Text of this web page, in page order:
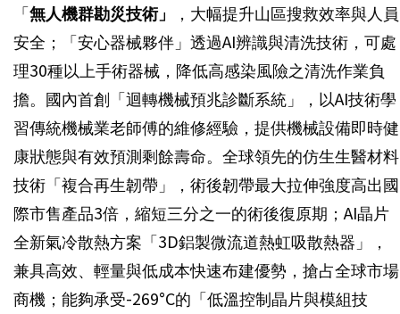
「無人機群勘災技術」
，大幅提升山區搜救效率與人員
安全；「安心器械夥伴」透過AI辨識與清洗技術，可處
理30種以上手術器械，降低高感染風險之清洗作業負
擔。國內首創「迴轉機械預兆診斷系統」，以AI技術學
習傳統機械業老師傅的維修經驗，提供機械設備即時健
康狀態與有效預測剩餘壽命。全球領先的仿生生醫材料
技術「複合再生韌帶」，術後韌帶最大拉伸強度高出國
際市售產品3倍，縮短三分之一的術後復原期；AI晶片
全新氣冷散熱方案「3D鋁製微流道熱虹吸散熱器」，
兼具高效、輕量與低成本快速布建優勢，搶占全球市場
商機；能夠承受-269°C的「低溫控制晶片與模組技